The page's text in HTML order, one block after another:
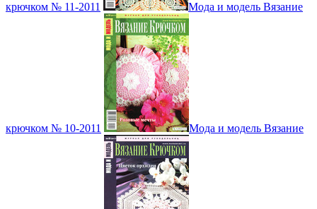
крючком № 11-2011 Мода и модель Вязание
крючком № 10-2011 Мода и модель Вязание